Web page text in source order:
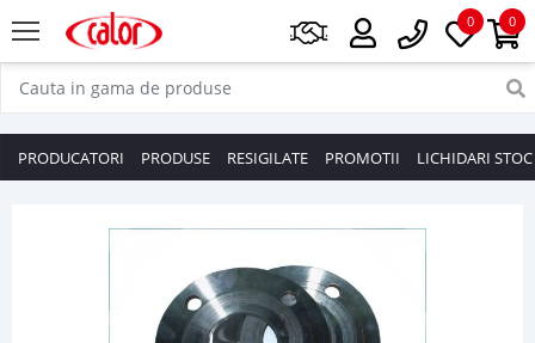
0
0
PRODUCATORI PRODUSE RESIGILATE PROMOTII LICHIDARI STOC